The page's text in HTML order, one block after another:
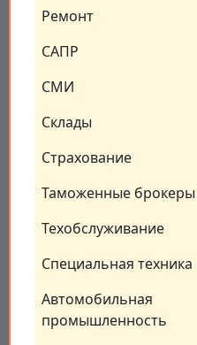
Ремонт
САПР
СМИ
Склады
Страхование
Таможенные брокеры
Техобслуживание
Специальная техника
Автомобильная
промышленность